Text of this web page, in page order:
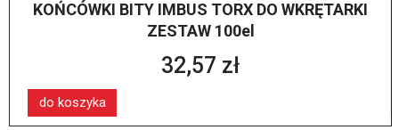
KOŃCÓWKI BITY IMBUS TORX DO WKRĘTARKI
ZESTAW 100el
32,57 zł
do koszyka